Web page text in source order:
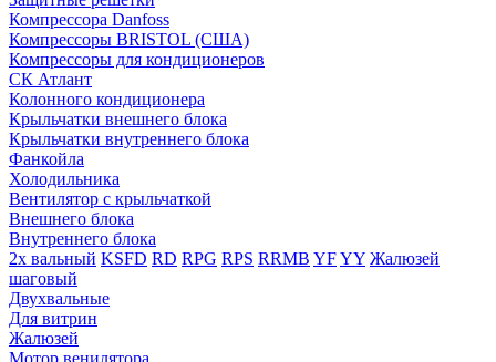
Компрессора Danfoss
Компрессоры BRISTOL (США)
Компрессоры для кондиционеров
СК Атлант
Колонного кондиционера
Крыльчатки внешнего блока
Крыльчатки внутреннего блока
Фанкойла
Холодильника
Вентилятор с крыльчаткой
Внешнего блока
Внутреннего блока
2х вальный KSFD RD RPG RPS RRMB YFYY Жалюзей
шаговый
Двухвальные
Для витрин
Жалюзей
Мотор венилятора